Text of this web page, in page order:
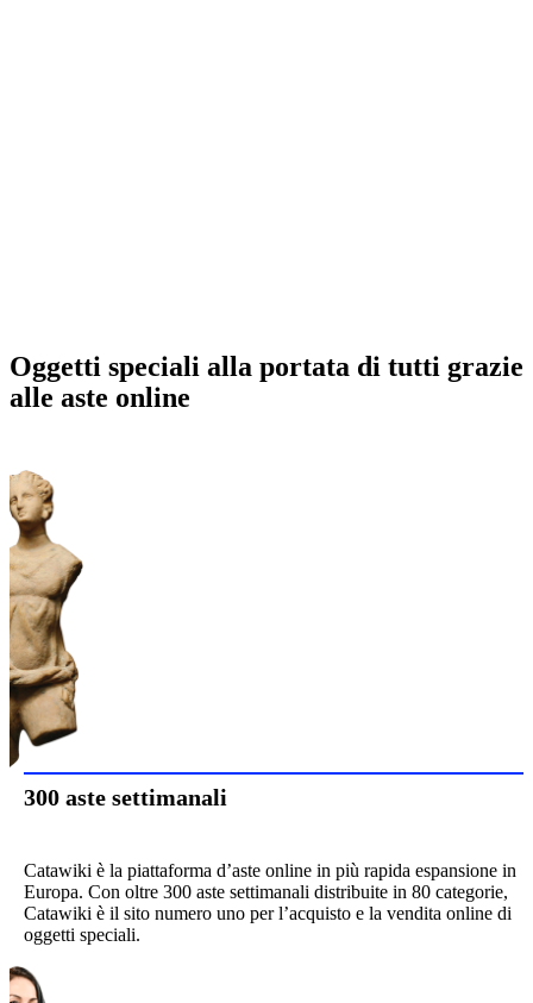
Oggetti speciali alla portata di tutti grazie
alle aste online
300 aste settimanali
Catawiki è la piattaforma d’aste online in più rapida espansione in
Europa. Con oltre 300 aste settimanali distribuite in 80 categorie,
Catawiki è il sito numero uno per l’acquisto e la vendita online di
oggetti speciali.